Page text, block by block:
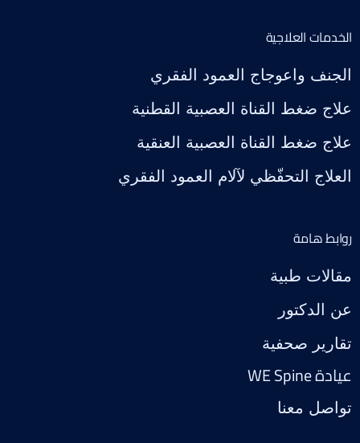
الخدمات العلاجية
الجنف واعوجاج العمود الفقري
علاج ضغط القناة العصبية القطنية
علاج ضغط القناة العصبية العنقية
العلاج التحفّظي لآلام العمود الفقري
روابط هامة
مقالات طبية
عن الدكتور
تقارير صحفية
عيادة WE Spine
تواصل معنا